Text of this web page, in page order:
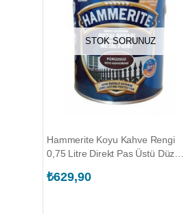
STOK SORUNUZ
Hammerite Koyu Kahve Rengi
0,75 Litre Direkt Pas Üstü Düz
(MARSHALL.5093856)
₺629,90